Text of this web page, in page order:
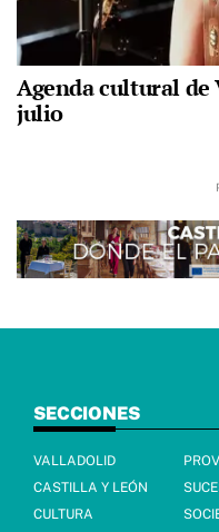
Agenda cultural de
julio
SECCIONES
VALLADOLID
CASTILLA Y LEÓN
CULTURA